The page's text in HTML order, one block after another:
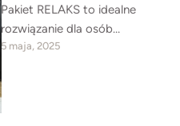
Pakiet RELAKS to idealne
rozwiązanie dla osób
poszukujących głębokiego
oraz poprawy jej kondycji. Ten
5 maja, 2025